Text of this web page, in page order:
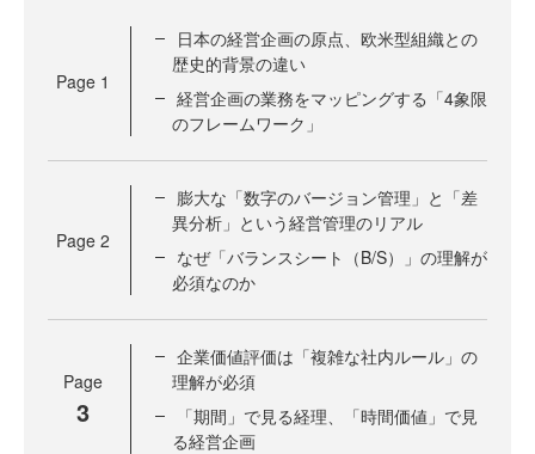
Page 1
日本の経営企画の原点、欧米型組織との
歴史的背景の違い
経営企画の業務をマッピングする「4象限
のフレームワーク」
Page 2
膨大な「数字のバージョン管理」と「差
異分析」という経営管理のリアル
なぜ「バランスシート（B/S）」の理解が
必須なのか
Page
3
企業価値評価は「複雑な社内ルール」の
理解が必須
「期間」で見る経理、「時間価値」で見
る経営企画